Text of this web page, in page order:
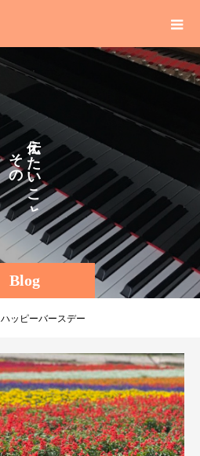
Blog
え
た
い
こ
と
そ
の
ま
ま
に
ハッピーバースデー